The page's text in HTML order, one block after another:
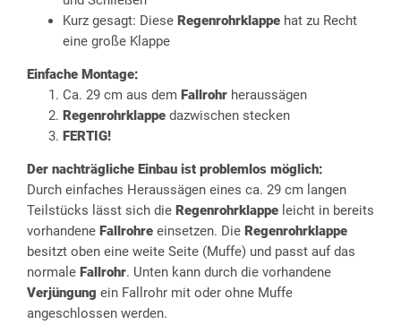
Kurz gesagt: Diese Regenrohrklappe hat zu Recht
eine große Klappe
Einfache Montage:
Ca. 29 cm aus dem Fallrohr heraussägen
Regenrohrklappe dazwischen stecken
FERTIG!
Der nachträgliche Einbau ist problemlos möglich:
Durch einfaches Heraussägen eines ca. 29 cm langen
Teilstücks lässt sich die Regenrohrklappe leicht in bereits
vorhandene Fallrohre einsetzen. Die Regenrohrklappe
besitzt oben eine weite Seite (Muffe) und passt auf das
normale Fallrohr. Unten kann durch die vorhandene
Verjüngung ein Fallrohr mit oder ohne Muffe
angeschlossen werden.